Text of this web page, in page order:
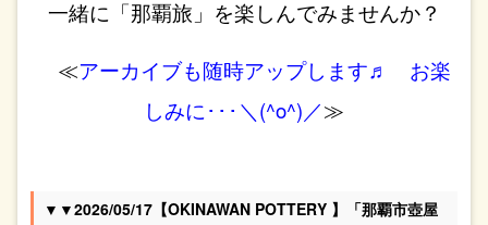
一緒に「那覇旅」を楽しんでみませんか？
≪アーカイブも随時アップします♬ お楽
しみに･･･＼(^o^)／≫
▼▼2026/05/17【OKINAWAN POTTERY 】「那覇市壺屋